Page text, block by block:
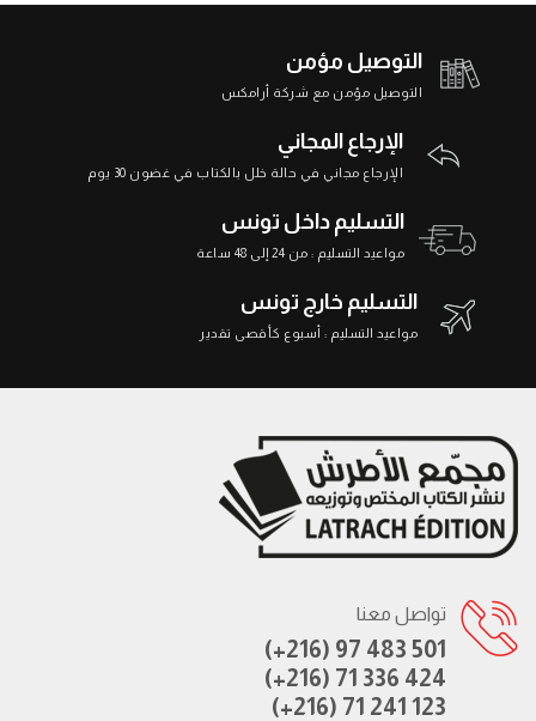
التوصيل مؤمن
التوصيل مؤمن مع شركة أرامكس
الإرجاع المجاني
الإرجاع مجاني في حالة خلل بالكتاب في غضون 30 يوم
التسليم داخل تونس
مواعيد التسليم : من 24 إلى 48 ساعة
التسليم خارج تونس
مواعيد التسليم : أسبوع كأقصى تقدير
تواصل معنا
(+216) 97 483 501
(+216) 71 336 424
(+216) 71 241 123